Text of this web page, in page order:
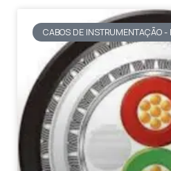
CABOS DE INSTRUMENTAÇÃO -